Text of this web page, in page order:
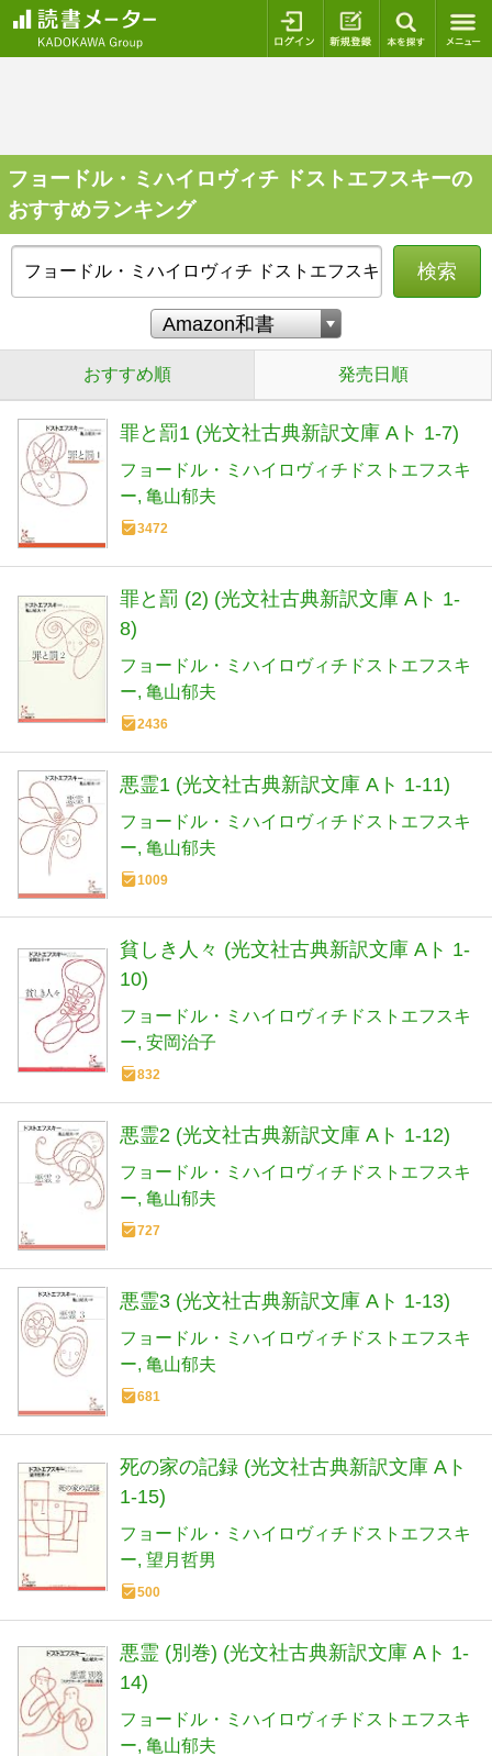
ログイン 新規登録
フョードル・ミハイロヴィチ ドストエフスキーの
おすすめランキング
検索
おすすめ順 発売日順
罪と罰1 (光文社古典新訳文庫 Aト 1-7)
フョードル・ミハイロヴィチドストエフスキ
ー 亀山郁夫
3472
罪と罰 (2) (光文社古典新訳文庫 Aト 1-
8)
フョードル・ミハイロヴィチドストエフスキ
ー 亀山郁夫
2436
悪霊1 (光文社古典新訳文庫 Aト 1-11)
フョードル・ミハイロヴィチドストエフスキ
ー 亀山郁夫
1009
貧しき人々 (光文社古典新訳文庫 Aト 1-
10)
フョードル・ミハイロヴィチドストエフスキ
ー 安岡治子
832
悪霊2 (光文社古典新訳文庫 Aト 1-12)
フョードル・ミハイロヴィチドストエフスキ
ー 亀山郁夫
727
悪霊3 (光文社古典新訳文庫 Aト 1-13)
フョードル・ミハイロヴィチドストエフスキ
ー 亀山郁夫
681
死の家の記録 (光文社古典新訳文庫 Aト
1-15)
フョードル・ミハイロヴィチドストエフスキ
ー 望月哲男
500
悪霊 (別巻) (光文社古典新訳文庫 Aト 1-
14)
フョードル・ミハイロヴィチドストエフスキ
ー 亀山郁夫